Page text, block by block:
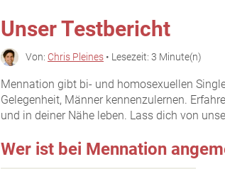
Unser Testbericht
Von: Chris Pleines • Lesezeit: 3 Minute(n)
Mennation gibt bi- und homosexuellen
Gelegenheit, Männer kennenzulernen.
und in deiner Nähe leben. Lass dich von
Wer ist bei Mennation